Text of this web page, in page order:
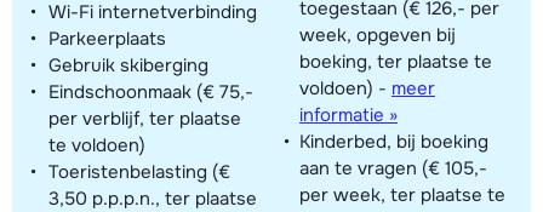
Wi-Fi internetverbinding
Parkeerplaats
Gebruik skiberging
Eindschoonmaak (€ 75,-
per verblijf, ter plaatse
te voldoen)
Toeristenbelasting (€
3,50 p.p.p.n., ter plaatse
toegestaan (€ 126,- per
week, opgeven bij
boeking, ter plaatse te
voldoen) - meer
informatie »
Kinderbed, bij boeking
aan te vragen (€ 105,-
per week, ter plaatse te